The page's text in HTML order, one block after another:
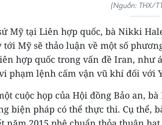
(Nguồn: THX/
Mỹ tại Liên hợp quốc, bà Nikki
tới Mỹ sẽ thảo luận về một số
hợp quốc trong vấn đề Iran, như
phạm lệnh cấm vận vũ khí đối với
cuộc họp của Hội đồng Bảo an,
biện pháp có thể thực thi. Cụ thể,